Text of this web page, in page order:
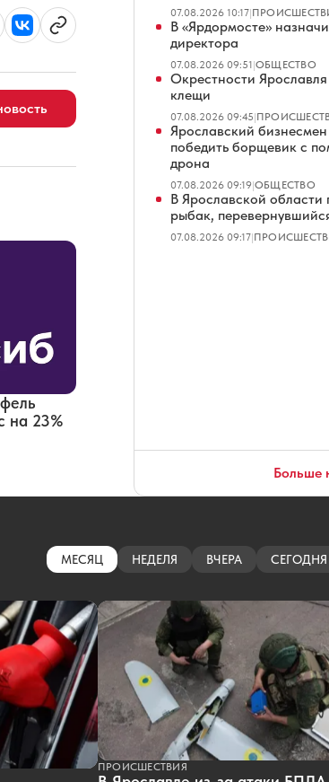
на 23%
07.08.2026 10:17|
В «Ярдормосте»
директора
07.08.2026 09:51|ОБЩЕСТВО
Окрестности
клещи
07.08.2026 09:45|
Ярославский
победить борщевик с
дрона
07.08.2026 09:19|ОБЩЕСТВО
В Ярославской области
рыбак,
07.08.2026 09:17|
Больше
МЕСЯЦ НЕДЕЛЯ ВЧЕРА СЕГОДНЯ
ПРОИСШЕСТВИЯ